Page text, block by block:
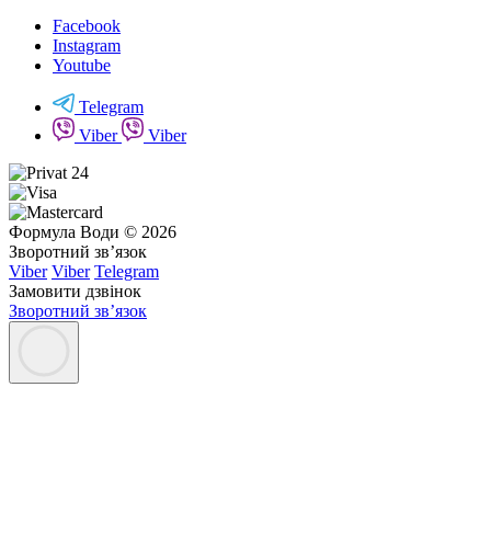
Facebook
Instagram
Youtube
Telegram
Viber
Viber
Формула Води © 2026
Зворотний зв’язок
Viber Viber Telegram
Замовити дзвінок
Зворотний зв’язок